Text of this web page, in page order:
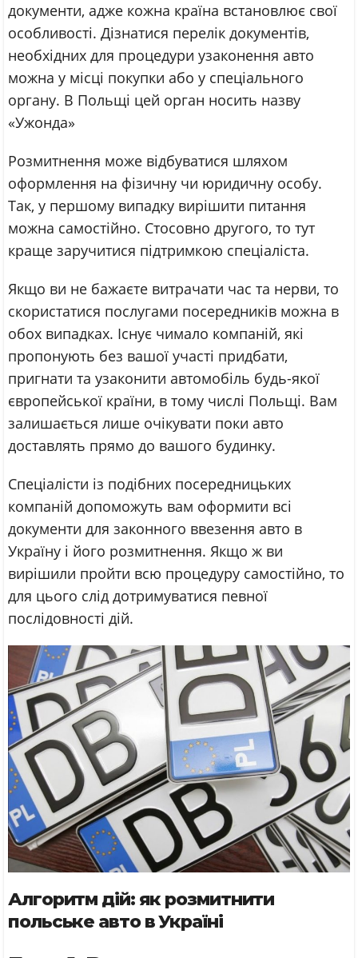
документи, адже кожна країна встановлює свої
особливості. Дізнатися перелік документів,
необхідних для процедури узаконення авто
можна у місці покупки або у спеціального
органу. В Польщі цей орган носить назву
«Ужонда»
Розмитнення може відбуватися шляхом
оформлення на фізичну чи юридичну особу.
Так, у першому випадку вирішити питання
можна самостійно. Стосовно другого, то тут
краще заручитися підтримкою спеціаліста.
Якщо ви не бажаєте витрачати час та нерви, то
скористатися послугами посередників можна в
обох випадках. Існує чимало компаній, які
пропонують без вашої участі придбати,
пригнати та узаконити автомобіль будь-якої
європейської країни, в тому числі Польщі. Вам
залишається лише очікувати поки авто
доставлять прямо до вашого будинку.
Спеціалісти із подібних посередницьких
компаній допоможуть вам оформити всі
документи для законного ввезення авто в
Україну і його розмитнення. Якщо ж ви
вирішили пройти всю процедуру самостійно, то
для цього слід дотримуватися певної
послідовності дій.
Алгоритм дій: як розмитнити
польське авто в Україні